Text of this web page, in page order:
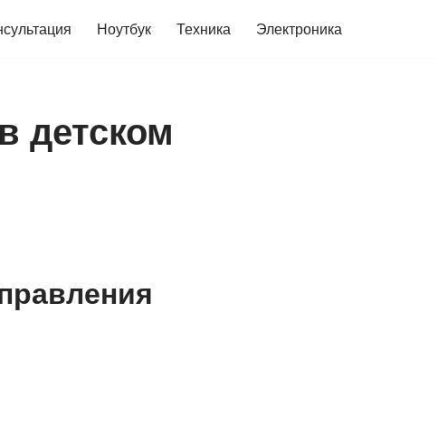
Ноутбук Техника Электроника
детском